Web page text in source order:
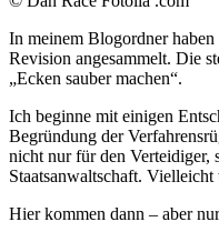
In meinem Blogordner
Revision angesammelt. Die
„Ecken sauber machen“.
Ich beginne mit einigen
Begründung der
nicht nur für den Verteidiger,
Staatsanwaltschaft. Vielleicht
Hier kommen dann – aber